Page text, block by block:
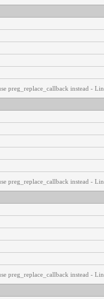
preg_replace_callback instead -
preg_replace_callback instead -
preg_replace_callback instead -